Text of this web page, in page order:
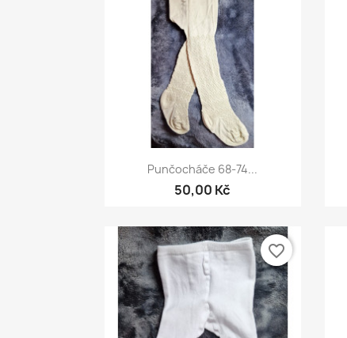
Rychlý náhled
Punčocháče 68-74...
50,00 Kč
favorite_border